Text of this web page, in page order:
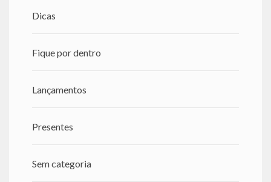
Dicas
Fique por dentro
Lançamentos
Presentes
Sem categoria